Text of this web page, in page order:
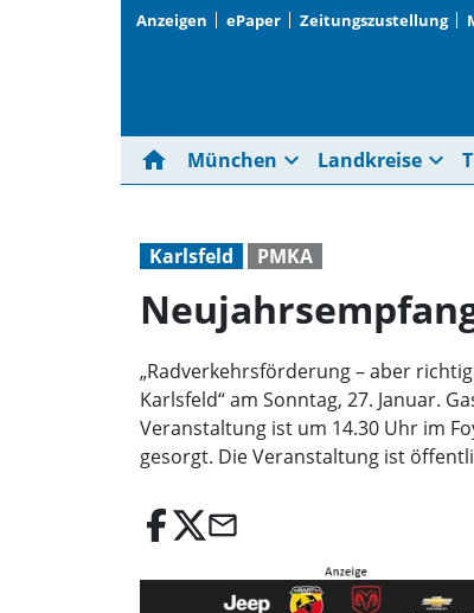
Anzeigen ePaper Zeitungszustellung
home München expand_more Landkreise expand_more
Karlsfeld PMKA
„Radverkehrsförderung – aber
Karlsfeld“ am Sonntag, 27. Januar.
Veranstaltung ist um 14.30 Uhr im
gesorgt. Die Veranstaltung ist
email